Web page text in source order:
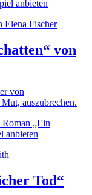
Elena Fischer
von
von
auszubrechen.
Tod“